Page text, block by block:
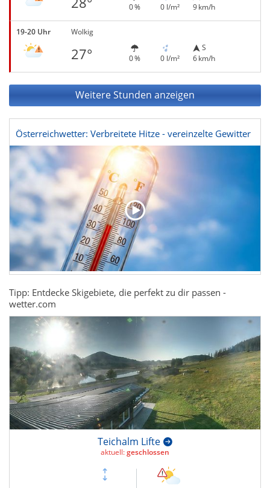
0 % 0 l/m²
9 km/h
19-20 Uhr Wolkig
27° 0 % 0 l/m²
S
6 km/h
Weitere Stunden anzeigen
Österreichwetter: Verbreitete Hitze - vereinzelte Gewitter
Tipp: Entdecke Skigebiete, die perfekt zu dir passen -
wetter.com
Teichalm Lifte
aktuell:geschlossen